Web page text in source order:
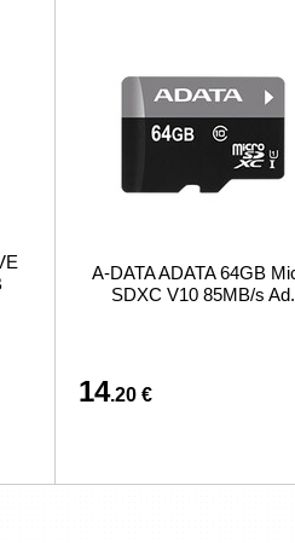
A-DATA ADATA 64GB
SDXC V10 85MB/s Ad.
14.20 €